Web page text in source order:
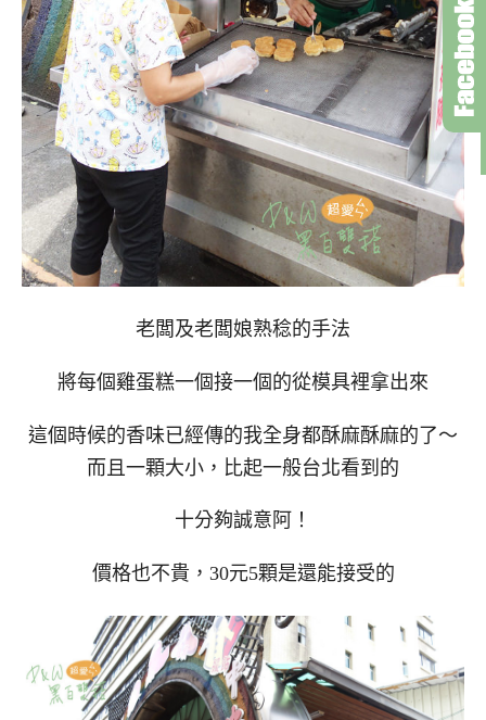
老闆及老闆娘熟稔的手法
將每個雞蛋糕一個接一個的從模具裡拿出來
這個時候的香味已經傳的我全身都酥麻酥麻的了～
而且一顆大小，比起一般台北看到的
十分夠誠意阿！
價格也不貴，30元5顆是還能接受的